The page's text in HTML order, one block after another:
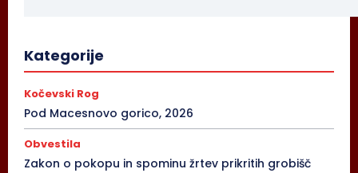
Kategorije
Kočevski Rog
Pod Macesnovo gorico, 2026
Obvestila
Zakon o pokopu in spominu žrtev prikritih grobišč